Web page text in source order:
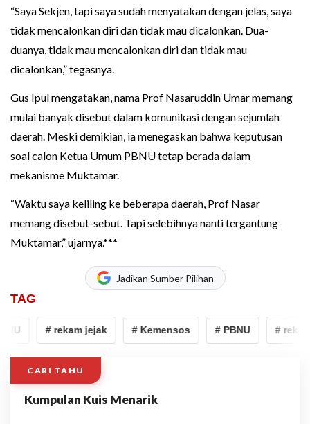
“Saya Sekjen, tapi saya sudah menyatakan dengan jelas, saya
tidak mencalonkan diri dan tidak mau dicalonkan. Dua-
duanya, tidak mau mencalonkan diri dan tidak mau
dicalonkan,” tegasnya.
Gus Ipul mengatakan, nama Prof Nasaruddin Umar memang
mulai banyak disebut dalam komunikasi dengan sejumlah
daerah. Meski demikian, ia menegaskan bahwa keputusan
soal calon Ketua Umum PBNU tetap berada dalam
mekanisme Muktamar.
“Waktu saya keliling ke beberapa daerah, Prof Nasar
memang disebut-sebut. Tapi selebihnya nanti tergantung
Muktamar,” ujarnya.***
Jadikan Sumber Pilihan
TAG
# rekam jejak # Kemensos # PBNU #
CARI TAHU
Kumpulan Kuis Menarik